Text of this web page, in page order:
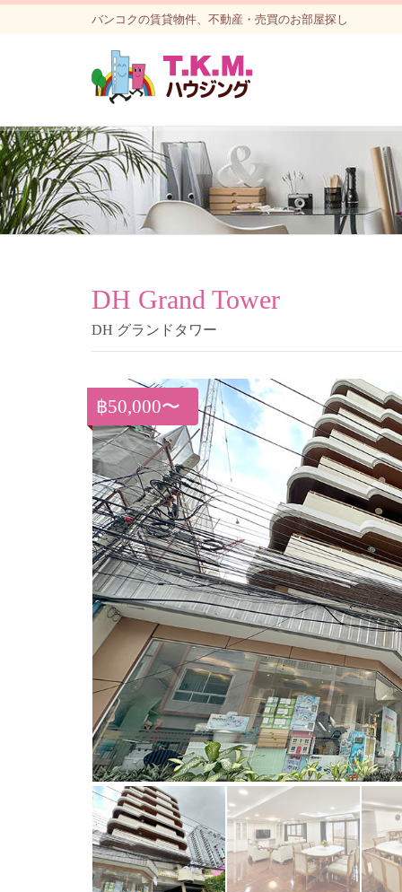
バンコクの賃貸物件、不動産・売買のお部屋探し
DH Grand Tower
DH グランドタワー
฿50,000〜